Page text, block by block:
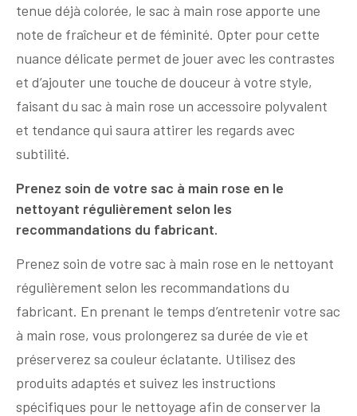
tenue déjà colorée, le sac à main rose apporte une
note de fraîcheur et de féminité. Opter pour cette
nuance délicate permet de jouer avec les contrastes
et d’ajouter une touche de douceur à votre style,
faisant du sac à main rose un accessoire polyvalent
et tendance qui saura attirer les regards avec
subtilité.
Prenez soin de votre sac à main rose en le
nettoyant régulièrement selon les
recommandations du fabricant.
Prenez soin de votre sac à main rose en le nettoyant
régulièrement selon les recommandations du
fabricant. En prenant le temps d’entretenir votre sac
à main rose, vous prolongerez sa durée de vie et
préserverez sa couleur éclatante. Utilisez des
produits adaptés et suivez les instructions
spécifiques pour le nettoyage afin de conserver la